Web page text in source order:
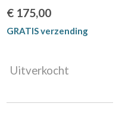
€ 175,00
GRATIS verzending
Uitverkocht